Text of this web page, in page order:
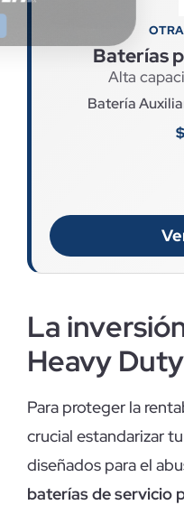
Baterías
Alta
Batería
La
Heavy Duty
Para proteger la
crucial estandarizar
diseñados para el
baterías de servicio